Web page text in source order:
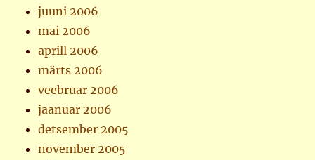
juuni 2006
mai 2006
aprill 2006
märts 2006
veebruar 2006
jaanuar 2006
detsember 2005
november 2005